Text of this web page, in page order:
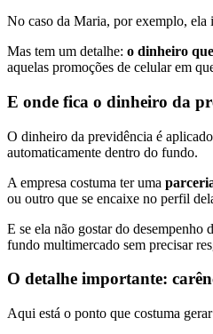
No caso da Maria, por exemplo,
Mas tem um detalhe: o dinheiro
aquelas promoções de celular em
E onde fica o dinheiro da
O dinheiro da previdência é
automaticamente dentro do fundo.
A empresa costuma ter uma
ou outro que se encaixe no perfil
E se ela não gostar do desempenho
fundo multimercado sem precisar
O detalhe importante:
Aqui está o ponto que costuma